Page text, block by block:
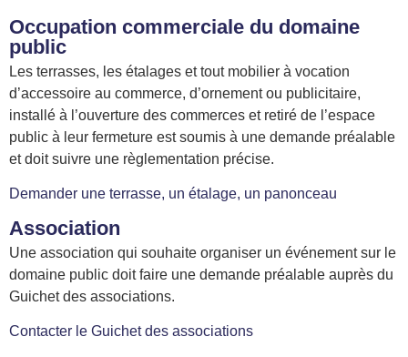
Occupation commerciale du domaine
public
Les terrasses, les étalages et tout mobilier à vocation
d’accessoire au commerce, d’ornement ou publicitaire,
installé à l’ouverture des commerces et retiré de l’espace
public à leur fermeture est soumis à une demande préalable
et doit suivre une règlementation précise.
Demander une terrasse, un étalage, un panonceau
Association
Une association qui souhaite organiser un événement sur le
domaine public doit faire une demande préalable auprès du
Guichet des associations.
Contacter le Guichet des associations